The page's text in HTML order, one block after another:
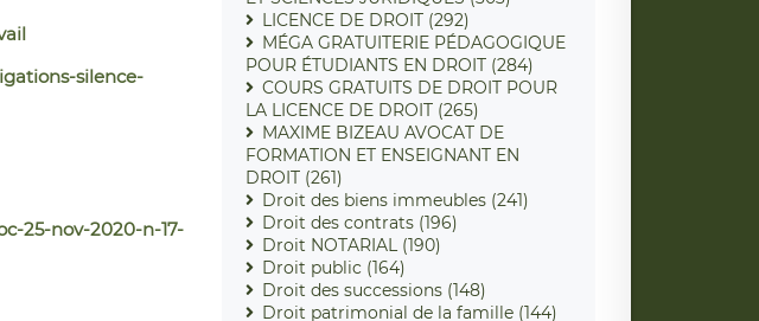
silence-
25-nov-2020-n-17-
LICENCE DE DROIT (292)
MÉGA GRATUITERIE PÉDAGOGIQUE
POUR ÉTUDIANTS EN DROIT (284)
COURS GRATUITS DE DROIT POUR
LA LICENCE DE DROIT (265)
MAXIME BIZEAU AVOCAT DE
FORMATION ET ENSEIGNANT EN
DROIT (261)
Droit des biens immeubles (241)
Droit des contrats (196)
Droit NOTARIAL (190)
Droit public (164)
Droit des successions (148)
Droit patrimonial de la famille (144)